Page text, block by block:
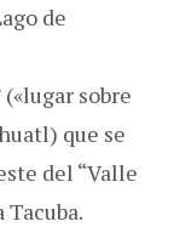
de
sobre
que se
del “Valle